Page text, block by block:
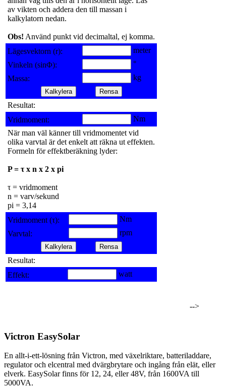
av vikten och addera den till massan i
kalkylatorn nedan.
Obs! Använd punkt vid decimaltal, ej komma.
Lägesvektorn (r):
meter
Vinkeln (sinΦ):
°
Massa:
kg
Resultat:
Vridmoment:
Nm
När man väl känner till vridmomentet vid
olika varvtal är det enkelt att räkna ut effekten.
Formeln för effektberäkning lyder:
P = τ x n x 2 x pi
τ = vridmoment
n = varv/sekund
pi = 3,14
Vridmoment (τ):
Nm
Varvtal:
rpm
Resultat:
Effekt:
watt
-->
Victron EasySolar
En allt-i-ett-lösning från Victron, med växelriktare, batteriladdare,
regulator och elcentral med dvärgbrytare och ingång från elät, eller
elverk. EasySolar finns för 12, 24, eller 48V, från 1600VA till
5000VA.